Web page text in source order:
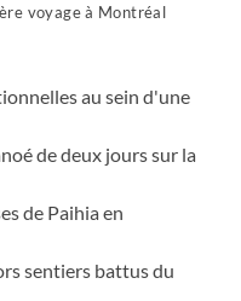
voyage à Montréal
au sein d'une
de deux jours sur la
de Paihia en
sentiers battus du